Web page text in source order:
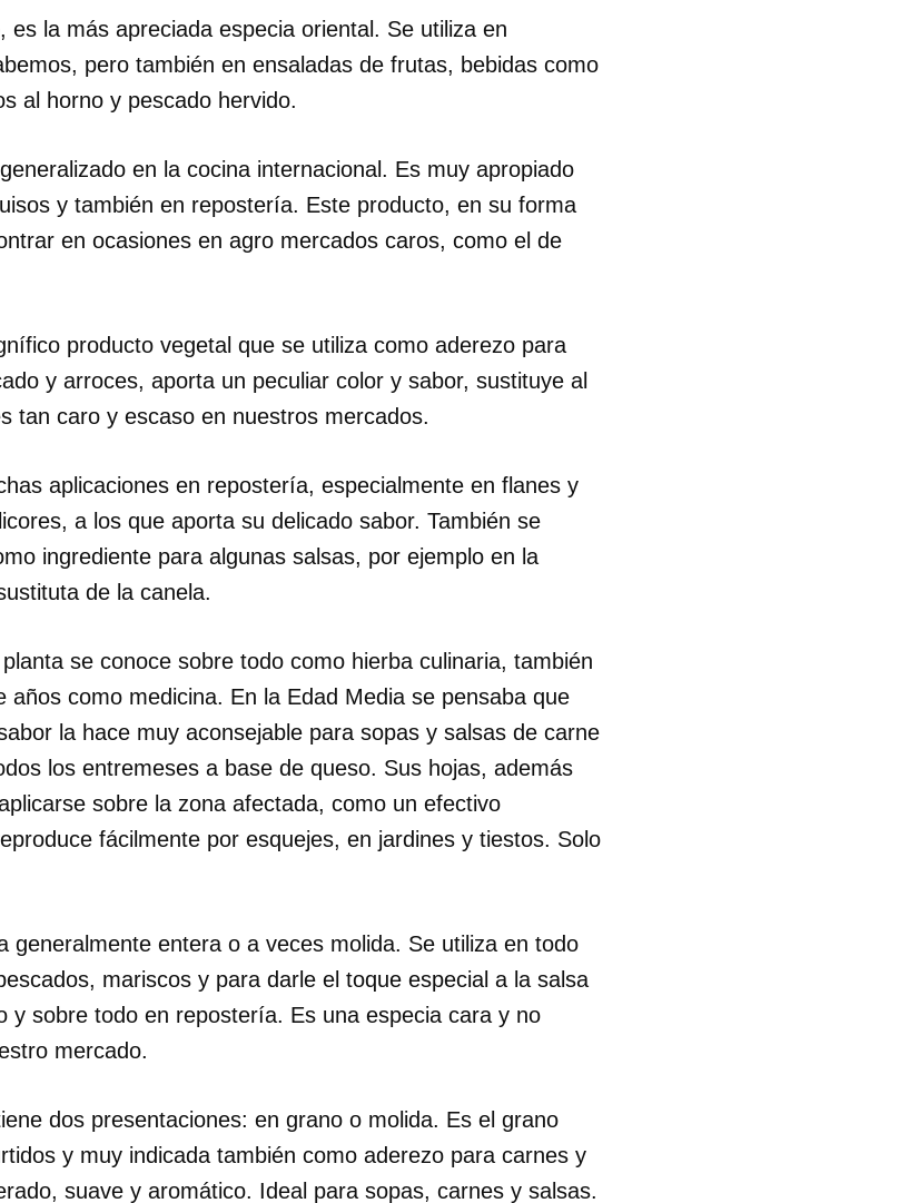
como favorito, primero has de iniciar sesión con tu
INICIAR SESIÓN
es la más apreciada especia oriental. Se utiliza en
pero también en ensaladas de frutas, bebidas como
al horno y pescado hervido.
en la cocina internacional. Es muy apropiado
y también en repostería. Este producto, en su forma
en ocasiones en agro mercados caros, como el de
producto vegetal que se utiliza como aderezo para
y arroces, aporta un peculiar color y sabor, sustituye al
tan caro y escaso en nuestros mercados.
aplicaciones en repostería, especialmente en flanes y
a los que aporta su delicado sabor. También se
ingrediente para algunas salsas, por ejemplo en la
de la canela.
se conoce sobre todo como hierba culinaria, también
años como medicina. En la Edad Media se pensaba que
la hace muy aconsejable para sopas y salsas de carne
los entremeses a base de queso. Sus hojas, además
sobre la zona afectada, como un efectivo
fácilmente por esquejes, en jardines y tiestos. Solo
generalmente entera o a veces molida. Se utiliza en todo
mariscos y para darle el toque especial a la salsa
y sobre todo en repostería. Es una especia cara y no
mercado.
dos presentaciones: en grano o molida. Es el grano
y muy indicada también como aderezo para carnes y
suave y aromático. Ideal para sopas, carnes y salsas.